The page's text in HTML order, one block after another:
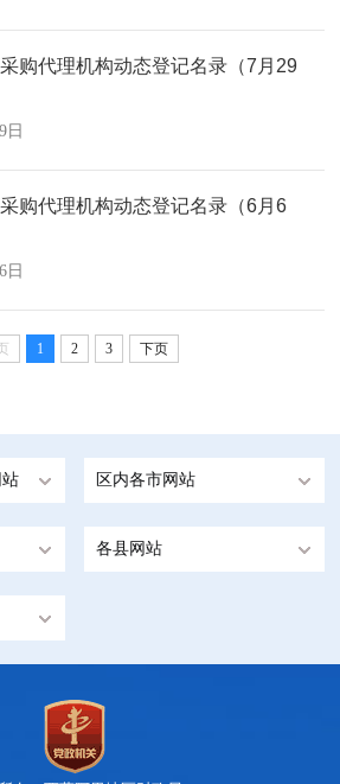
购代理机构动态登记名录（7月29
日
购代理机构动态登记名录（6月6
日
1 2 3 下页
区内各市网站
各县网站